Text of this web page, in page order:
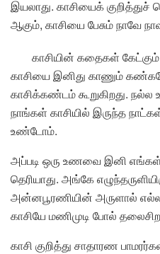
இயலாது. காசியைக்
ஆகும், காசியை பேசும் நாவே
காசியின் கதைகள்
காசியை இனிது காணும்
காசிக்கண்டம் கூறுகிறது.
நாங்கள் காசியில் இருந்த
உண்டோம்.
அப்படி ஒரு உணவை இனி
தெரியாது. அங்கே
அன்னபூரணியின் அருளால்
காசியே மணிமுடி போல்
காசி குறித்து சாதாரண